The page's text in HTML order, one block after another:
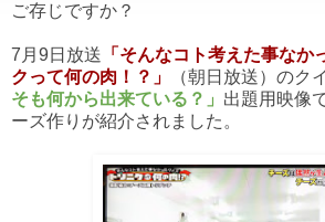
ご存じですか？
7月9日放送 「 そんなコト考えた事な
クって何の肉！？ 」 （朝日放送）のク
そも何から出来ている？」 出題用映像
ーズ作りが紹介されました。